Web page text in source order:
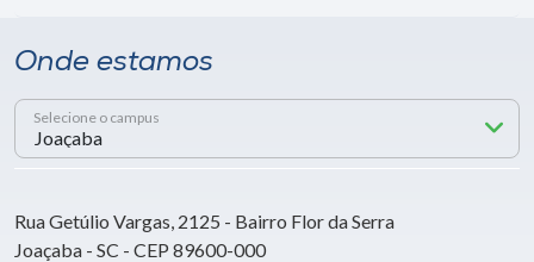
Onde estamos
Selecione o campus
Rua Getúlio Vargas, 2125 - Bairro Flor da Serra
Joaçaba - SC - CEP 89600-000